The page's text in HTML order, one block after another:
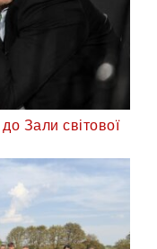
Зали світової